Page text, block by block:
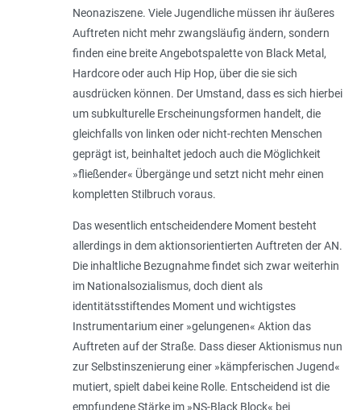
Neonaziszene. Viele Jugendliche müssen ihr äußeres
Auftreten nicht mehr zwangsläufig ändern, sondern
finden eine breite Angebotspalette von Black Metal,
Hardcore oder auch Hip Hop, über die sie sich
ausdrücken können. Der Umstand, dass es sich hierbei
um subkulturelle Erscheinungsformen handelt, die
gleichfalls von linken oder nicht-rechten Menschen
geprägt ist, beinhaltet jedoch auch die Möglichkeit
»fließender« Übergänge und setzt nicht mehr einen
kompletten Stilbruch voraus.
Das wesentlich entscheidendere Moment besteht
allerdings in dem aktionsorientierten Auftreten der AN.
Die inhaltliche Bezugnahme findet sich zwar weiterhin
im Nationalsozialismus, doch dient als
identitätsstiftendes Moment und wichtigstes
Instrumentarium einer »gelungenen« Aktion das
Auftreten auf der Straße. Dass dieser Aktionismus nun
zur Selbstinszenierung einer »kämpferischen Jugend«
mutiert, spielt dabei keine Rolle. Entscheidend ist die
empfundene Stärke im »NS-Black Block« bei